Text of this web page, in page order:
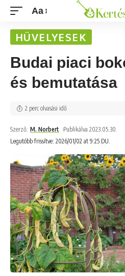
Aa
HÜVELYESEK
Budai piaci
és bemutatása
Legutóbb frissítve: 2026/01/02 at 9:25 DU.
Szerző: M. Norbert Publikálva 2023.05.30.
2 perc olvasási idő